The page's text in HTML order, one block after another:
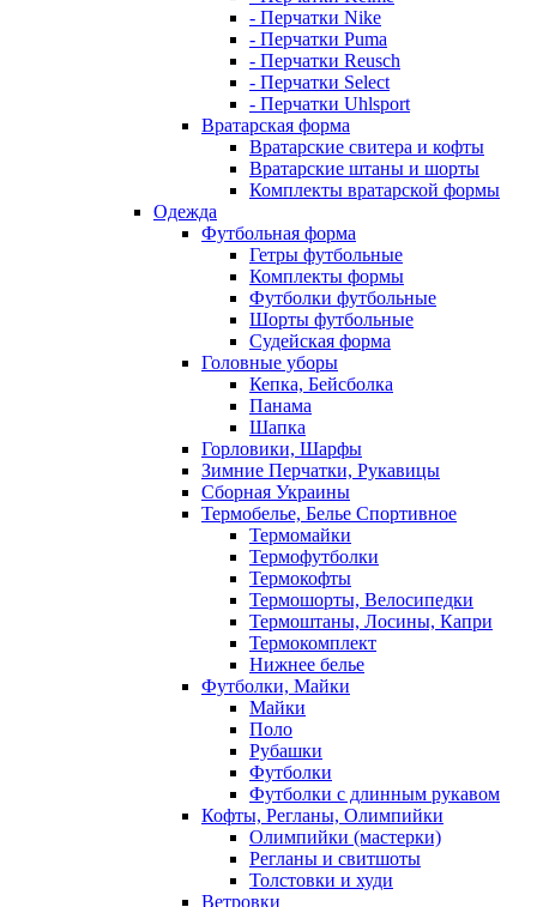
- Перчатки Nike
- Перчатки Puma
- Перчатки Reusch
- Перчатки Select
- Перчатки Uhlsport
Вратарская форма
Вратарские свитера и кофты
Вратарские штаны и шорты
Комплекты вратарской формы
Одежда
Футбольная форма
Гетры футбольные
Комплекты формы
Футболки футбольные
Шорты футбольные
Судейская форма
Головные уборы
Кепка, Бейсболка
Панама
Шапка
Горловики, Шарфы
Зимние Перчатки, Рукавицы
Сборная Украины
Термобелье, Белье Спортивное
Термомайки
Термофутболки
Термокофты
Термошорты, Велосипедки
Термоштаны, Лосины, Капри
Термокомплект
Нижнее белье
Футболки, Майки
Майки
Поло
Рубашки
Футболки
Футболки с длинным рукавом
Кофты, Регланы, Олимпийки
Олимпийки (мастерки)
Регланы и свитшоты
Толстовки и худи
Ветровки